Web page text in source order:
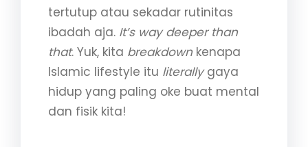
tertutup atau sekadar rutinitas
ibadah aja. It’s way deeper than
that. Yuk, kita breakdownkenapa
Islamic lifestyle itu literallygaya
hidup yang paling oke buat mental
dan fisik kita!